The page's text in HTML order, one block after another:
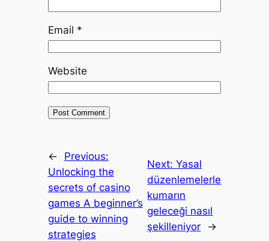
Email *
Website
←
Previous:
Unlocking the
secrets of casino
games A beginner’s
guide to winning
strategies
Next:Yasal
düzenlemelerle
kumarın
geleceği nasıl
şekilleniyor
→